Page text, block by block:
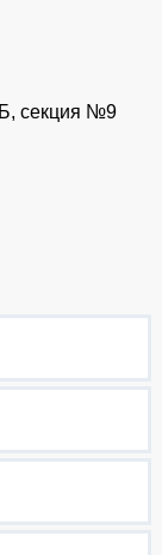
секция №9